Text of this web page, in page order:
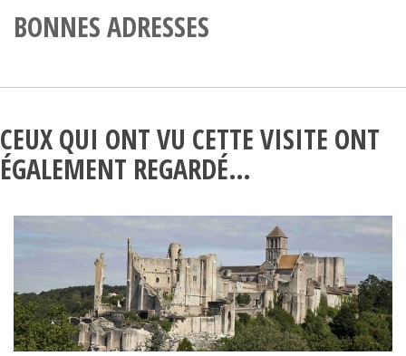
BONNES ADRESSES
CEUX QUI ONT VU CETTE VISITE ONT
ÉGALEMENT REGARDÉ…